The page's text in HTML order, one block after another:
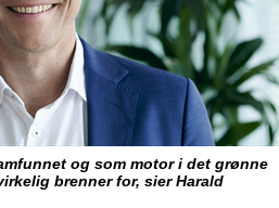
og som motor i det grønne
brenner for, sier Harald